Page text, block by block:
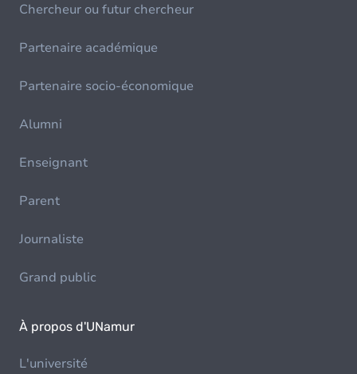
Chercheur ou futur chercheur
Partenaire académique
Partenaire socio-économique
Alumni
Enseignant
Parent
Journaliste
Grand public
À propos d'UNamur
L'université